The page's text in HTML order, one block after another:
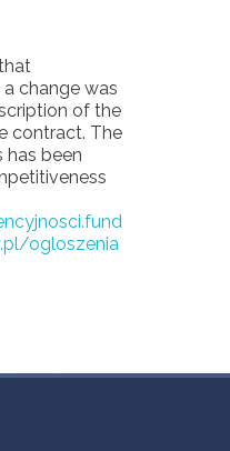
a change was
of the
contract. The
been
ogloszenia